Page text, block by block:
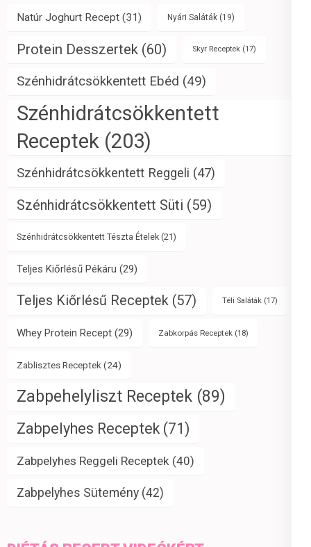
Natúr Joghurt Recept (31) Nyári Saláták (19)
Protein Desszertek (60) Skyr Receptek (17)
Szénhidrátcsökkentett Ebéd (49)
Szénhidrátcsökkentett
Receptek (203)
Szénhidrátcsökkentett Reggeli (47)
Szénhidrátcsökkentett Süti (59)
Szénhidrátcsökkentett Tészta Ételek (21)
Teljes Kiőrlésű Pékáru (29)
Teljes Kiőrlésű Receptek (57) Téli Saláták (17)
Whey Protein Recept (29) Zabkorpás Receptek (18)
Zablisztes Receptek (24)
Zabpehelyliszt Receptek (89)
Zabpelyhes Receptek (71)
Zabpelyhes Reggeli Receptek (40)
Zabpelyhes Sütemény (42)